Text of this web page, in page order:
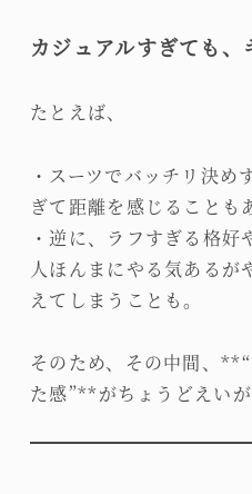
カジュアルすぎても
たとえば、
・スーツでバッチリ決め
ぎて距離を感じることも
・逆に、ラフすぎる格
人ほんまにやる気あるが
えてしまうことも。
そのため、その中間、
た感”**がちょうどえいが